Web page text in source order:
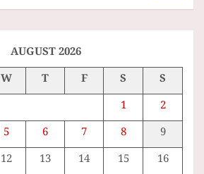
AUGUST 2026
W T F S
S
1
2
5 6 7 8
9
12 13 14 15 16